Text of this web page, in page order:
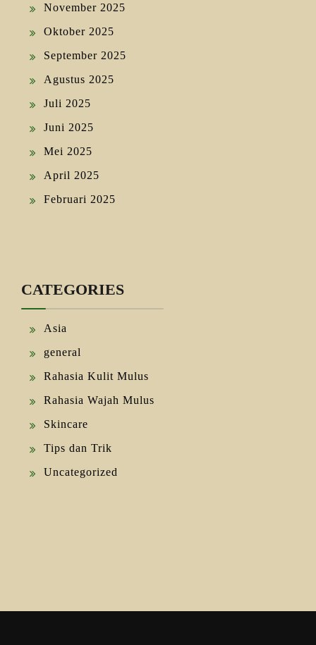
November 2025
Oktober 2025
September 2025
Agustus 2025
Juli 2025
Juni 2025
Mei 2025
April 2025
Februari 2025
CATEGORIES
Asia
general
Rahasia Kulit Mulus
Rahasia Wajah Mulus
Skincare
Tips dan Trik
Uncategorized